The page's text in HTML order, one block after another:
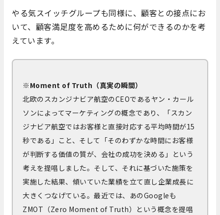
やる気スイッチグループも同様に、顧客との接点にお
いて、顧客満足度を高めるために何ができるのかを考
えています。
※Moment of Truth（真実の瞬間）
北欧のスカンジナビア航空のCEOであるヤン・カール
ソンによってマーケティングの概念であり、「スカン
ジナビア航空ではお客様と直接対応する平均時間が15
秒である」こと、そして「そのわずかな時間にお客様
が判断する価値の質が、会社の成功を決める」という
考えを提唱しました。そして、それに基づいた施策を
実施した結果、傾いていた業績を立て直し企業成長に
大きくつなげている。最近では、あのGoogleも
ZMOT（Zero Moment of Truth）という概念を提唱